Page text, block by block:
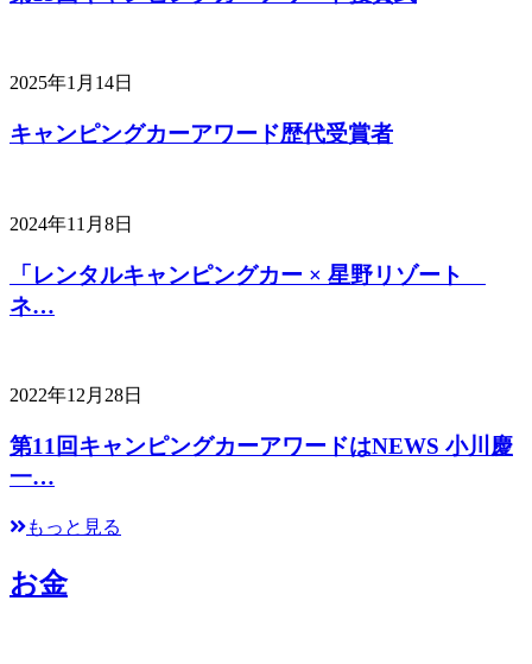
2025年1月14日
キャンピングカーアワード歴代受賞者
2024年11月8日
「レンタルキャンピングカー × 星野リゾート
ネ…
2022年12月28日
第11回キャンピングカーアワードはNEWS 小川慶
一…
もっと見る
お金